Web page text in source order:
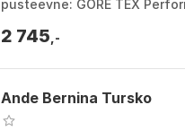
pusteevne: GORE TEX
3D for utmerket grep. A...
2 745 ,-
Ande Bernina Tursko